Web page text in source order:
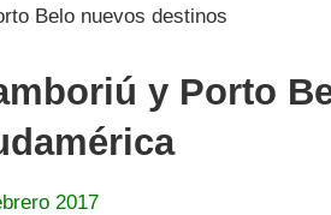
y Porto
2017